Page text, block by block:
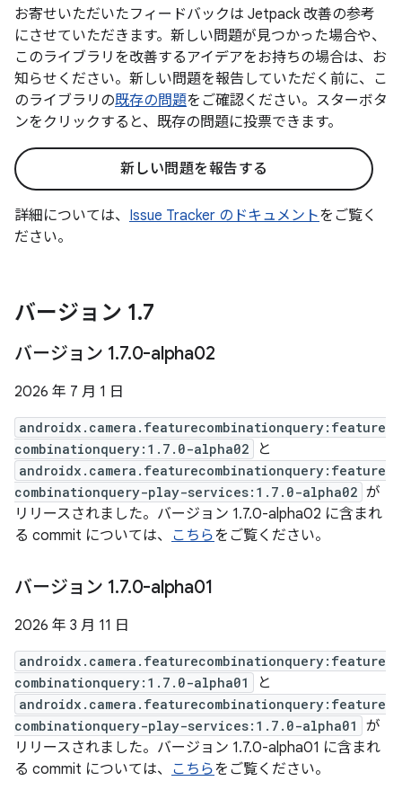
お寄せいただいたフィードバックは Jetpack 改善の参考
にさせていただきます。新しい問題が見つかった場合や、
このライブラリを改善するアイデアをお持ちの場合は、お
知らせください。新しい問題を報告していただく前に、こ
のライブラリの既存の問題をご確認ください。スターボタ
ンをクリックすると、既存の問題に投票できます。
新しい問題を報告する
詳細については、 Issue Tracker のドキュメントをご覧く
ださい。
バージョン 1.7
バージョン 1.7.0-alpha02
2026 年 7 月 1 日
androidx.camera.featurecombinationquery:feature
combinationquery:1.7.0-alpha02
と
androidx.camera.featurecombinationquery:feature
combinationquery-play-services:1.7.0-alpha02 が
リリースされました。バージョン 1.7.0-alpha02 に含まれ
る commit については、 こちらをご覧ください。
バージョン 1.7.0-alpha01
2026 年 3 月 11 日
androidx.camera.featurecombinationquery:feature
combinationquery:1.7.0-alpha01
と
androidx.camera.featurecombinationquery:feature
combinationquery-play-services:1.7.0-alpha01
が
リリースされました。バージョン 1.7.0-alpha01 に含まれ
る commit については、 こちらをご覧ください。